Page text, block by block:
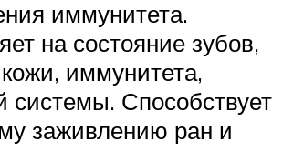
иммунитета.
на состояние зубов,
иммунитета,
системы. Способствует
заживлению ран и